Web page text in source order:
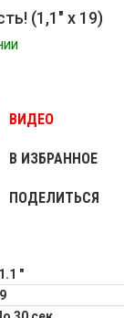
(1,1" х 19)
ВИДЕО
В ИЗБРАННОЕ
ПОДЕЛИТЬСЯ
1.1 "